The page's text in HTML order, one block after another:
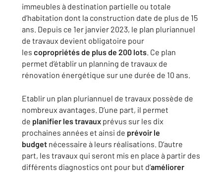
immeubles à destination partielle ou totale
d’habitation dont la construction date de plus de 15
ans. Depuis ce 1er janvier 2023, le plan pluriannuel
de travaux devient obligatoire pour
les copropriétés de plus de 200 lots . Ce plan
permet d’établir un planning de travaux de
rénovation énergétique sur une durée de 10 ans.
Etablir un plan pluriannuel de travaux possède de
nombreux avantages. D’une part, il permet
de planifier les travaux prévus sur les dix
prochaines années et ainsi de prévoir le
budget nécessaire à leurs réalisations. D’autre
part, les travaux qui seront mis en place à partir des
différents diagnostics ont pour but d’améliorer